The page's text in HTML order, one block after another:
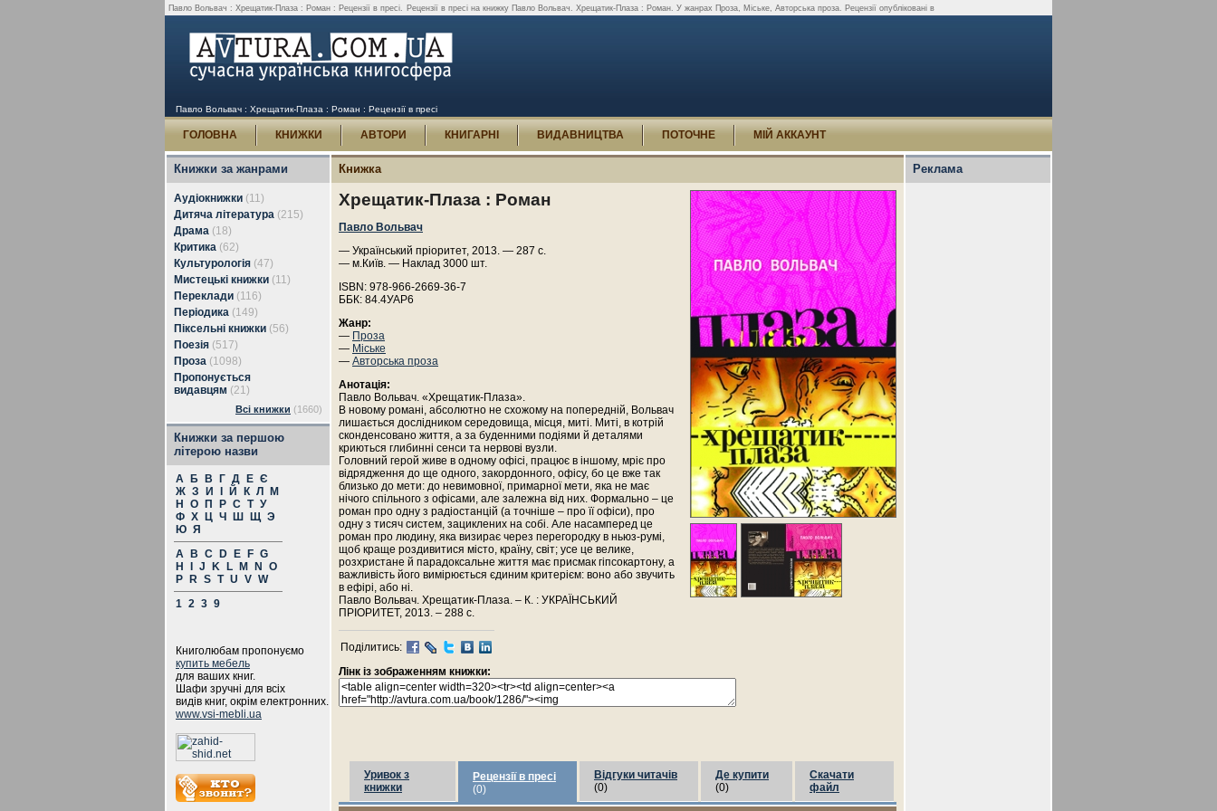
Павло Вольвач : Хрещатик-Плаза : Роман : Рецензії в пресі. Рецензії в пресі на книжку Павло Вольвач. Хрещатик-Плаза : Роман. У жанрах Проза, Міське, Авторська проза. Рецензії опубліковані в
Павло Вольвач : Хрещатик-Плаза : Роман : Рецензії в пресі
ГОЛОВНА КНИЖКИ АВТОРИ КНИГАРНІ ВИДАВНИЦТВА ПОТОЧНЕ МІЙ АККАУНТ
Книжки за жанрами
Аудіокнижки (11)
Дитяча література (215)
Драма (18)
Критика (62)
Культурологія (47)
Мистецькі книжки (11)
Переклади (116)
Періодика (149)
Піксельні книжки (56)
Поезія (517)
Проза (1098)
Пропонується
видавцям (21)
Всі книжки (1660)
Книжки за першою
літерою назви
А Б В Г Д Е Є
Ж З И Й К Л
М
Н
О П Р С Т У
Ф Х Ц Ч Ш Щ Э
Ю Я
A
B C D E F G
H
J K L M N
O
P
R S T U V W
1 2 3 9
Книголюбам пропонуємо
купить мебель
для ваших книг.
Шафи зручні для всіх
видів книг, окрім електронних.
www.vsi-mebli.ua
Книжка
Хрещатик-Плаза : Роман
Павло Вольвач
— Український пріоритет, 2013. — 287 с.
— м.Київ. — Наклад 3000 шт.
ISBN: 978-966-2669-36-7
ББК: 84.4УАР6
Жанр:
— Проза
— Міське
— Авторська проза
Анотація:
Павло Вольвач. «Хрещатик-Плаза».
В новому романі, абсолютно не схожому на попередній, Вольвач
лишається дослідником середовища, місця, миті. Миті, в котрій
сконденсовано життя, а за буденними подіями й деталями
криються глибинні сенси та нервові вузли.
Головний герой живе в одному офісі, працює в іншому, мріє про
відрядження до ще одного, закордонного, офісу, бо це вже так
близько до мети: до невимовної, примарної мети, яка не має
нічого спільного з офісами, але залежна від них. Формально – це
роман про одну з радіостанцій (а точніше – про її офіси), про
одну з тисяч систем, зациклених на собі. Але насамперед це
роман про людину, яка визирає через перегородку в ньюз-румі,
щоб краще роздивитися місто, країну, світ; усе це велике,
розхристане й парадоксальне життя має присмак гіпсокартону, а
важливість його вимірюється єдиним критерієм: воно або звучить
в ефірі, або ні.
Павло Вольвач. Хрещатик-Плаза. – К. : УКРАЇНСЬКИЙ
ПРІОРИТЕТ, 2013. – 288 с.
Поділитись:
Лінк із зображенням книжки:
Уривок з
книжки
Рецензії в пресі
(0)
Відгуки читачів
(0)
Де купити
(0)
Скачати
файл
Реклама